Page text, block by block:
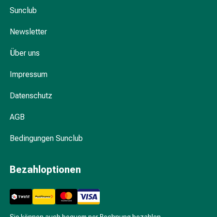
Intimpflege
Intimpflegezubehör
für
den
Sunclub
Newsletter
Über uns
Impressum
Datenschutz
AGB
Bedingungen Sunclub
Bezahloptionen